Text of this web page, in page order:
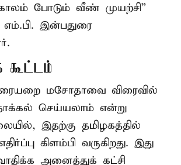
போடும் வீண் முயற்சி”
எம்.பி. இன்பதுரை
மசோதாவை விரைவில்
செய்யலாம் என்று
இதற்கு தமிழகத்தில்
கிளம்பி வருகிறது. இது
அனைத்துக் கட்சி